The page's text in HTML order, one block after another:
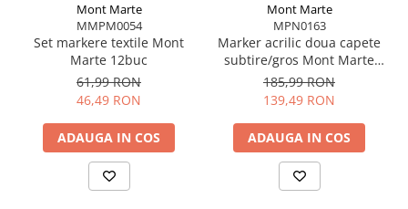
Mont Marte
MMPM0054
Set markere textile Mont
Marte 12buc
61,99 RON
46,49 RON
ADAUGA IN COS
Mont Marte
MPN0163
Marker acrilic doua capete
subtire/gros Mont Marte
12buc
185,99 RON
139,49 RON
ADAUGA IN COS